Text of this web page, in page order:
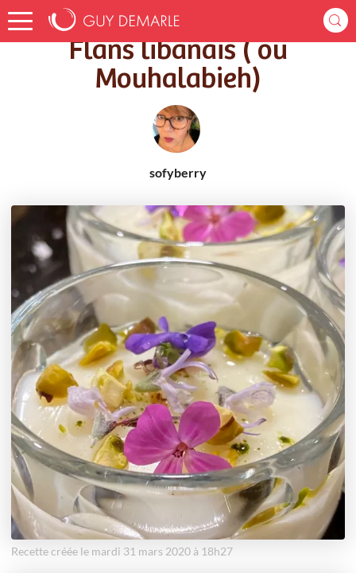
Accueil Recettes Flans libanais ( ou Mouhalabieh)
Flans libanais ( ou
Mouhalabieh)
sofyberry
Recette créée le mardi 31 mars 2020 à 18h27